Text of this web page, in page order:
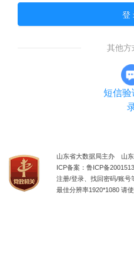
登
其他方
短信验
山东省大数据局主办 山
ICP备案：鲁ICP备
注册/登录、找回密码/账号
最佳分辨率1920*1080 请